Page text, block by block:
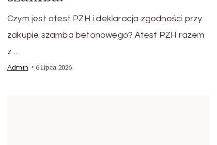
Czym jest atest PZH i deklaracja zgodności przy
zakupie szamba betonowego? Atest PZH razem
z …
Admin 6 lipca 2026